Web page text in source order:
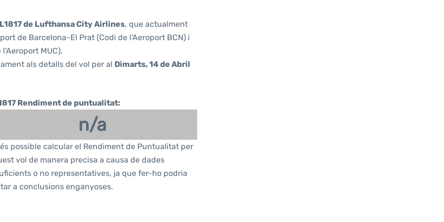
de Lufthansa City Airlines, que actualment
de Barcelona-El Prat (Codi de l'Aeroport BCN) i
MUC).
als detalls del vol per al Dimarts, 14 de Abril
Rendiment de puntualitat:
n/a
possible calcular el Rendiment de Puntualitat per
vol de manera precisa a causa de dades
o no representatives, ja que fer-ho podria
a conclusions enganyoses.